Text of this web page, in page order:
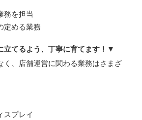
務を担当
定める業務
立てるよう、丁寧に育てます！▼
く、店舗運営に関わる業務はさまざ
スプレイ